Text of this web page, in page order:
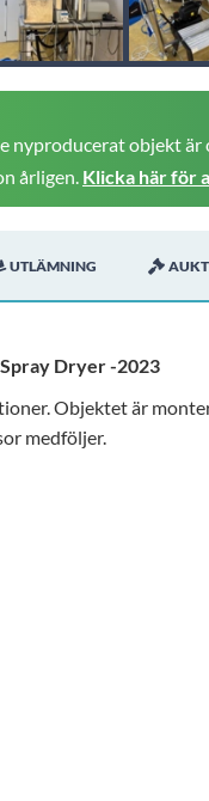
nyproducerat objekt är
årligen. Klicka här för
UTLÄMNING
Dryer -2023
Objektet är
medföljer.